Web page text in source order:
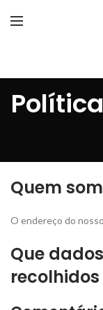
Quem
O endereço do
Que